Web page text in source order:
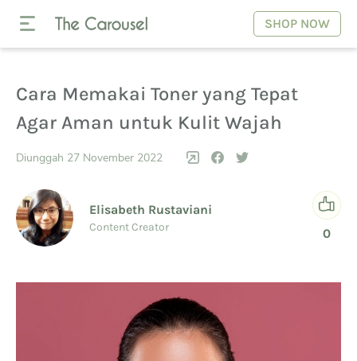
SHOP NOW
Cara Memakai Toner yang Tepat
Agar Aman untuk Kulit Wajah
Diunggah 27 November 2022
Elisabeth Rustaviani
Content Creator 0